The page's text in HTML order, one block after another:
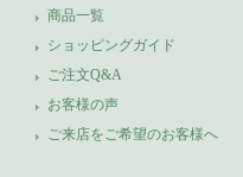
商品一覧
ショッピングガイド
ご注文Q&A
お客様の声
ご来店をご希望のお客様へ